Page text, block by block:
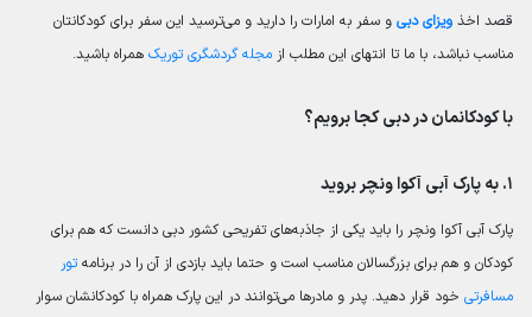
قصد اخذ ویزایدبی و سفر به امارات را دارید و می‌ترسید این سفر برای کودکانتان
مناسب نباشد، با ما تا انتهای این مطلب از مجله گردشگری توریک همراه باشید.
با کودکانمان در دبی کجا برویم؟
۱. به پارک آبی آکوا ونچر بروید
پارک آبی آکوا ونچر را باید یکی از جاذبه‌های تفریحی کشور دبی دانست که هم برای
کودکان و هم برای بزرگسالان مناسب است و حتما باید بازدی از آن را در برنامهتور
مسافرتی خود قرار دهید. پدر و مادرها می‌توانند در این پارک همراه با کودکانشان سوار